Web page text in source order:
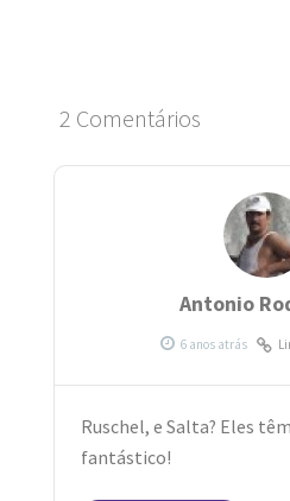
2 Comentários
Antonio
Ruschel, e Salta? Eles
fantástico!